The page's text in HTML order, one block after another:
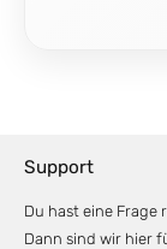
Support
Du hast eine Frage
Dann sind wir hier